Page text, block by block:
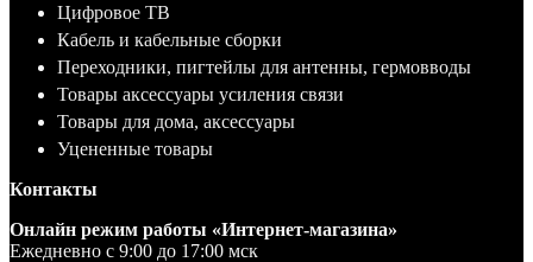
Цифровое ТВ
Кабель и кабельные сборки
Переходники, пигтейлы для антенны, гермовводы
Товары аксессуары усиления связи
Товары для дома, аксессуары
Уцененные товары
Контакты
Онлайн режим работы «Интернет-магазина»
Ежедневно с 9:00 до 17:00 мск